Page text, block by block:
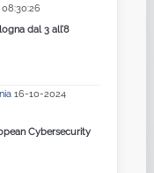
dal 3 all’8
16-10-2024
Cybersecurity